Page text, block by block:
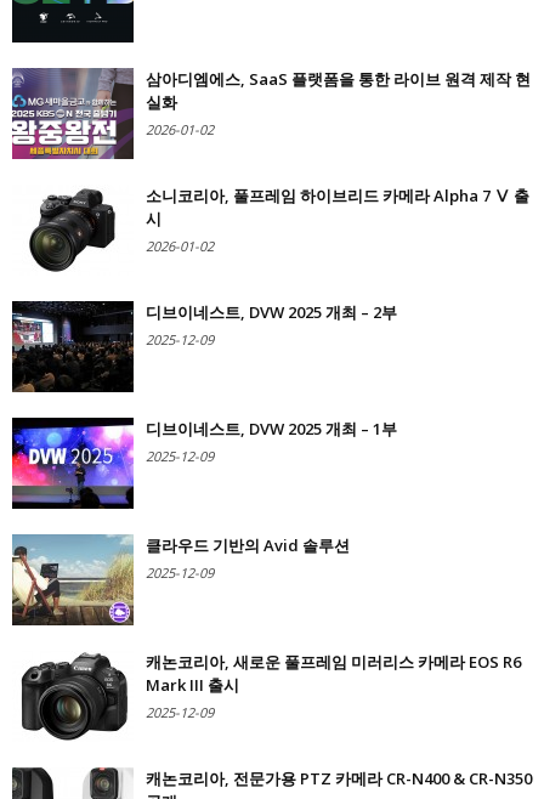
삼아디엠에스, SaaS 플랫폼을 통한 라이브 원격 제작 현
실화
2026-01-02
소니코리아, 풀프레임 하이브리드 카메라 Alpha 7 Ⅴ 출
시
2026-01-02
디브이네스트, DVW 2025 개최 – 2부
2025-12-09
디브이네스트, DVW 2025 개최 – 1부
2025-12-09
클라우드 기반의 Avid 솔루션
2025-12-09
캐논코리아, 새로운 풀프레임 미러리스 카메라 EOS R6
Mark III 출시
2025-12-09
캐논코리아, 전문가용 PTZ 카메라 CR-N400 & CR-N350